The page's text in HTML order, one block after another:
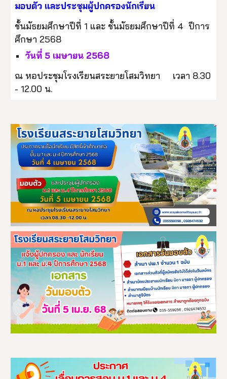
มอบตัว และประชุมผู้ปกครองนักเรียน
ชั้นมัธยมศึกษาปีที่ 1 และ ชั้นมัธยมศึกษาปีที่ 4 ปีการ
ศึกษา 2568
วันที่ 5 เมษายน 2568
ณ หอประชุมโรงเรียนสระยายโสมวิทยา เวลา 8.30
- 12.00 น.